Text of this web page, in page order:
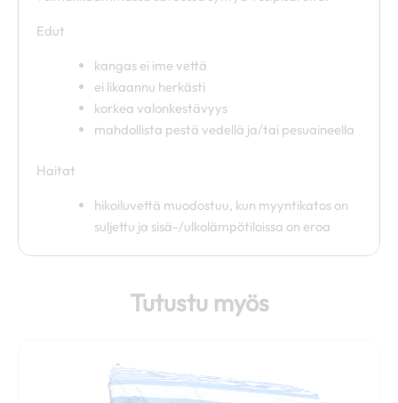
Edut
kangas ei ime vettä
ei likaannu herkästi
korkea valonkestävyys
mahdollista pestä vedellä ja/tai pesuaineella
Haitat
hikoiluvettä muodostuu, kun myyntikatos on
suljettu ja sisä-/ulkolämpötiloissa on eroa
Tutustu myös
-
tuotteella
on